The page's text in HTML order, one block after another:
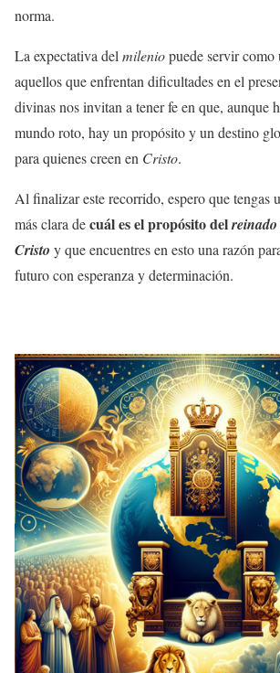
norma.
La expectativa del mileniopuede servir como
aquellos que enfrentan dificultades en el
divinas nos invitan a tener fe en que, aunque
mundo roto, hay un propósito y un destino
para quienes creen en Cristo.
Al finalizar este recorrido, espero que tengas
más clara decuál es el propósito del
Cristo y que encuentres en esto una razón
futuro con esperanza y determinación.